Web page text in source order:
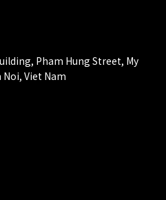
Pham Hung Street, My
Noi, Viet Nam